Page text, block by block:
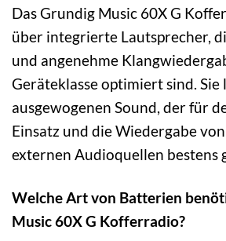
Das Grundig Music 60X G
über integrierte Lautsprecher,
und angenehme
Geräteklasse optimiert sind. Sie
ausgewogenen Sound, der für
Einsatz und die Wiedergabe
externen Audioquellen bestens
Welche Art von Batterien
Music 60X G Kofferradio?